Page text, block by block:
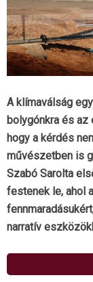
A klímaválság
bolygónkra és az
hogy a kérdés
művészetben is
Szabó Sarolta
festenek le, ahol
narratív